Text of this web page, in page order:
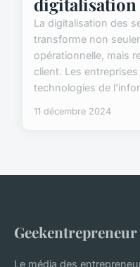
La digitalisation des
transforme non
opérationnelle, mais
client. Les
technologies de
11 décembre 2024
Geekentrepreneur
Le média des